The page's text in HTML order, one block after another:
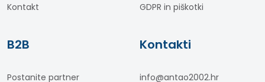
Kontakt
GDPR in piškotki
B2B
Postanite partner
Kontakti
info@antao2002.hr